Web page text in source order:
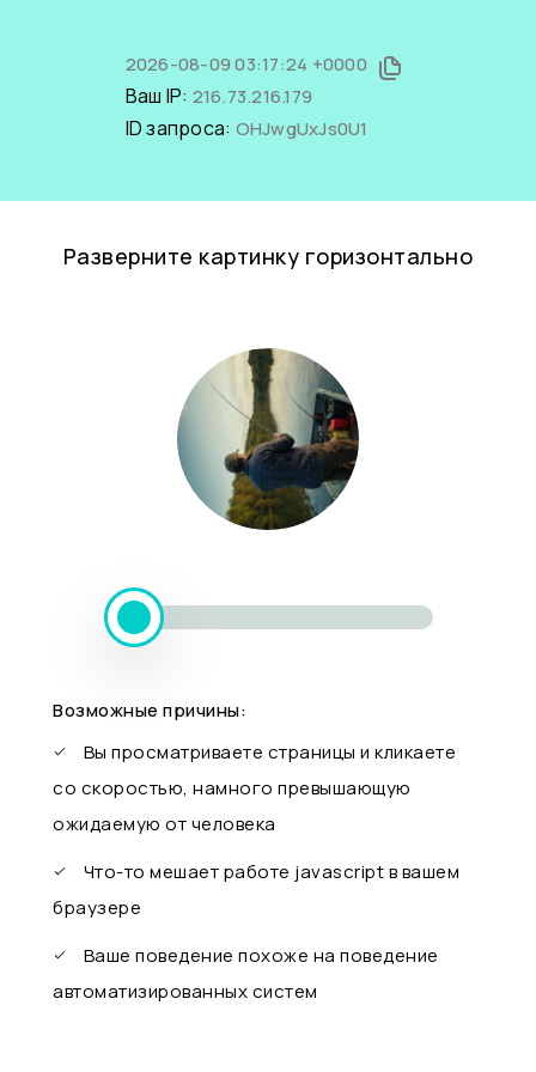
2026-08-09 03:17:24 +0000
Ваш IP: 216.73.216.179
ID запроса: OHJwgUxJs0U1
Разверните картинку горизонтально
Возможные причины:
Вы просматриваете страницы и кликаете
со скоростью, намного превышающую
ожидаемую от человека
Что-то мешает работе javascript в вашем
браузере
Ваше поведение похоже на поведение
автоматизированных систем